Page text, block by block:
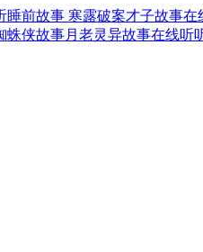
睡前故事 寒露破案才子故事在
蛛侠故事月老灵异故事在线听